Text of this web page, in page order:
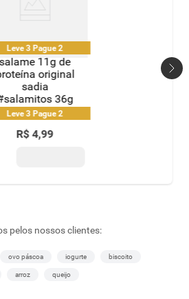
Leve 3 Pague 2
salame 11g de
original
sadia
36g
Leve 3 Pague 2
R$ 4,99
pelos nossos clientes:
ovo páscoa iogurte biscoito
arroz queijo